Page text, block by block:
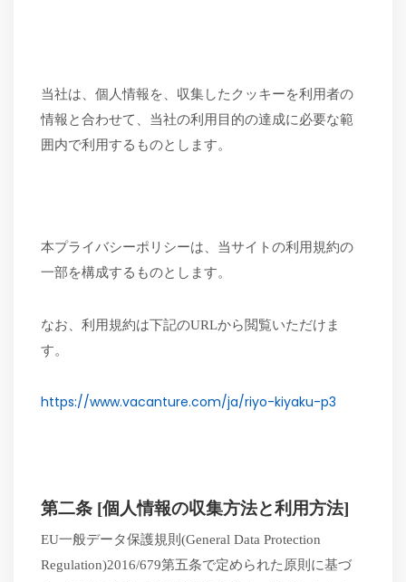
当社は、個人情報を、収集したクッキーを利用者の
情報と合わせて、当社の利用目的の達成に必要な範
囲内で利用するものとします。
本プライバシーポリシーは、当サイトの利用規約の
一部を構成するものとします。
なお、利用規約は下記のURLから閲覧いただけま
す。
https://www.vacanture.com/ja/riyo-kiyaku-p3
第二条 [個人情報の収集方法と利用方法]
EU一般データ保護規則(General Data Protection
Regulation)2016/679第五条で定められた原則に基づ